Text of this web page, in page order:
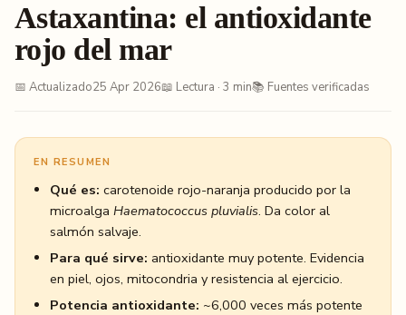
Astaxantina: el antioxidante
rojo del mar
📅 Actualizado25 Apr 2026📖 Lectura · 3 min📚 Fuentes verificadas
EN RESUMEN
Qué es: carotenoide rojo-naranja producido por la
microalga Haematococcus pluvialis. Da color al
salmón salvaje.
Para qué sirve: antioxidante muy potente. Evidencia
en piel, ojos, mitocondria y resistencia al ejercicio.
Potencia antioxidante: ~6,000 veces más potente